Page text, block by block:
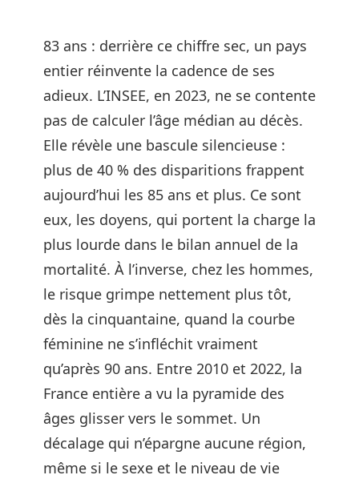
83 ans : derrière ce chiffre sec, un pays
entier réinvente la cadence de ses
adieux. L’INSEE, en 2023, ne se contente
pas de calculer l’âge médian au décès.
Elle révèle une bascule silencieuse :
plus de 40 % des disparitions frappent
aujourd’hui les 85 ans et plus. Ce sont
eux, les doyens, qui portent la charge la
plus lourde dans le bilan annuel de la
mortalité. À l’inverse, chez les hommes,
le risque grimpe nettement plus tôt,
dès la cinquantaine, quand la courbe
féminine ne s’infléchit vraiment
qu’après 90 ans. Entre 2010 et 2022, la
France entière a vu la pyramide des
âges glisser vers le sommet. Un
décalage qui n’épargne aucune région,
même si le sexe et le niveau de vie